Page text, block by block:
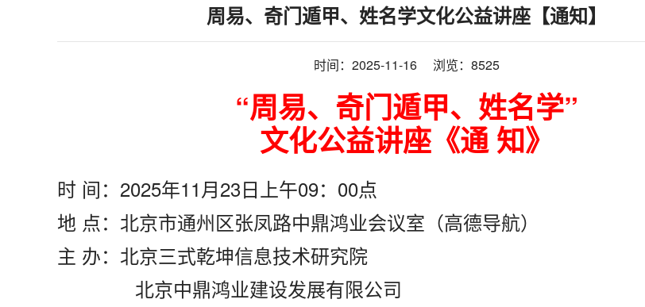
周易、奇门遁甲、姓名学文化公益讲座【通知】
时间：2025-11-16 浏览：8525
“周易、奇门遁甲、姓名学”
文化公益讲座 《通 知》
时 间：2025年11月23日上午09：00点
地 点：北京市通州区张凤路中鼎鸿业会议室（高德导航）
主 办：北京三式乾坤信息技术研究院
北京中鼎鸿业建设发展有限公司